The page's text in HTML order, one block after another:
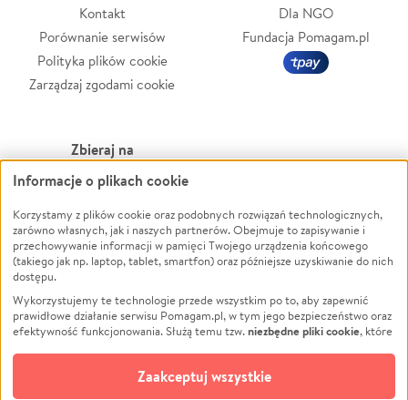
Kontakt
Porównanie serwisów
Polityka plików cookie
Zarządzaj zgodami cookie
Dla NGO
Fundacja Pomagam.pl
Zbieraj na
Leczenie
Zwierzęta
Pożar
Ukraina
Pomoc Finansowa
Projekty
Pogrzeb
Społeczność lokalna
Powódź
Wichura
NGO
Edukacja
Podróż
Impreza
Ochrona środowiska
Informacje o plikach cookie
Korzystamy z plików cookie oraz podobnych rozwiązań technologicznych,
zarówno własnych, jak i naszych partnerów. Obejmuje to zapisywanie i
przechowywanie informacji w pamięci Twojego urządzenia końcowego
(takiego jak np. laptop, tablet, smartfon) oraz późniejsze uzyskiwanie do nich
dostępu.
Wykorzystujemy te technologie przede wszystkim po to, aby zapewnić
prawidłowe działanie serwisu Pomagam.pl, w tym jego bezpieczeństwo oraz
efektywność funkcjonowania. Służą temu tzw.niezbędne pliki cookie, które
opcjonalnych plików cookie
technologii do celów analitycznych i retargetingowych. Możesz wyrazić
Zaakceptuj wszystkie